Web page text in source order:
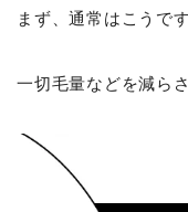
まず、通常はこうで
一切毛量などを減ら